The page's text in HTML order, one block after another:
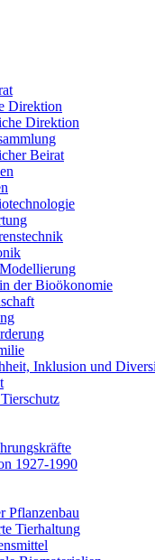
Direktion
Direktion
Beirat
der Bioökonomie
Inklusion und
1927-1990
Pflanzenbau
Tierhaltung